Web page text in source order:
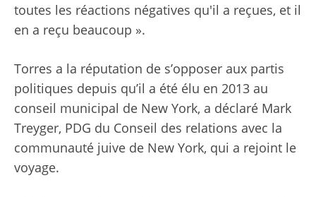
toutes les réactions négatives qu'il a reçues, et il
en a reçu beaucoup ».
Torres a la réputation de s’opposer aux partis
politiques depuis qu’il a été élu en 2013 au
conseil municipal de New York, a déclaré Mark
Treyger, PDG du Conseil des relations avec la
communauté juive de New York, qui a rejoint le
voyage.